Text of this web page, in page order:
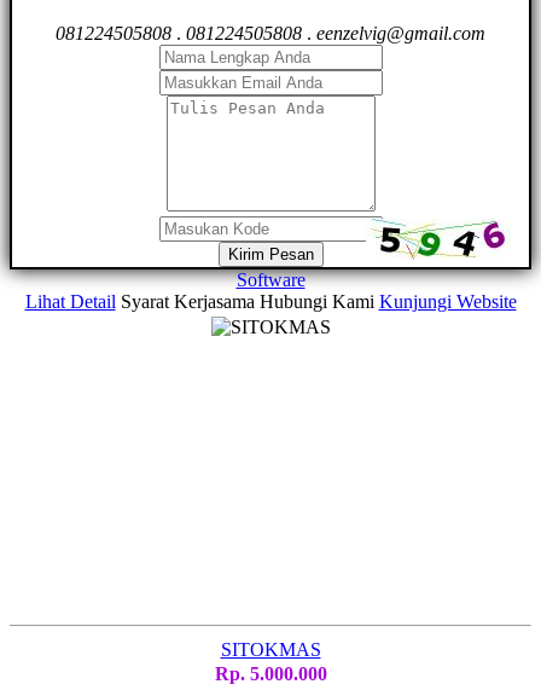
081224505808 . 081224505808 . eenzelvig@gmail.com
Kirim Pesan
Software
Lihat Detail Syarat Kerjasama Hubungi Kami Kunjungi Website
SITOKMAS
Rp. 5.000.000